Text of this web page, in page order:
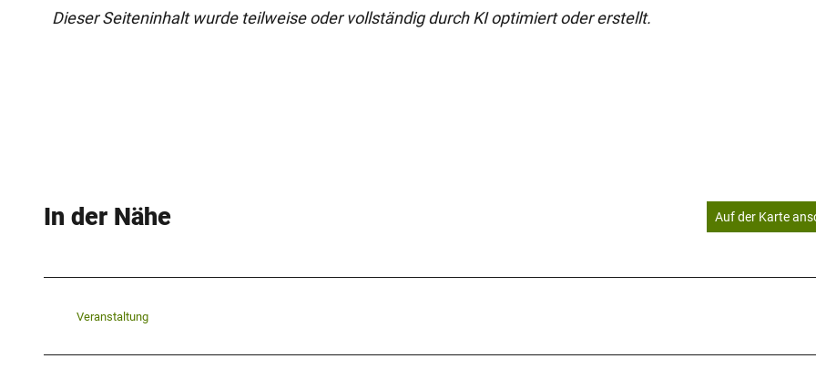
Dieser Seiteninhalt wurde teilweise oder vollständig durch KI optimiert oder erstellt.
In der Nähe Auf der Karte
Veranstaltung